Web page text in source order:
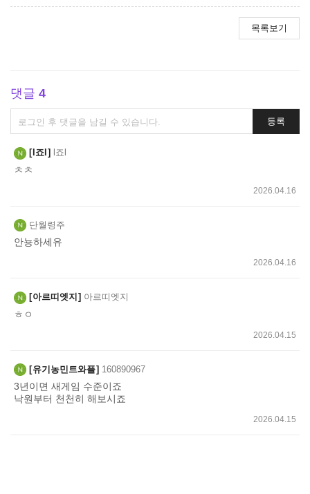
목록보기
댓글 4
댓
글
쓰
기
등록
l죠l l죠l
ㅊㅊ
2026.04.16
단월령주
안뇽하세유
2026.04.16
아르띠엣지 아르띠엣지
ㅎㅇ
2026.04.15
유기농민트와플 160890967
3년이면 새게임 수준이죠
낙원부터 천천히 해보시죠
2026.04.15